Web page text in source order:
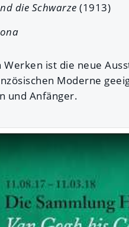
die Schwarze (1913)
Werken ist die neue
Moderne
und Anfänger.